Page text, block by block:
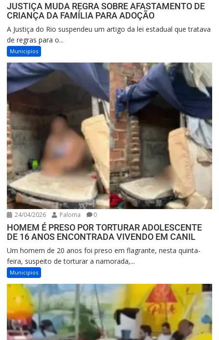
JUSTIÇA MUDA REGRA SOBRE AFASTAMENTO DE
CRIANÇA DA FAMÍLIA PARA ADOÇÃO
A Justiça do Rio suspendeu um artigo da lei estadual que tratava
de regras para o...
Municipios
24/04/2026 Paloma 0
HOMEM É PRESO POR TORTURAR ADOLESCENTE
DE 16 ANOS ENCONTRADA VIVENDO EM CANIL
Um homem de 20 anos foi preso em flagrante, nesta quinta-
feira, suspeito de torturar a namorada,...
Municipios